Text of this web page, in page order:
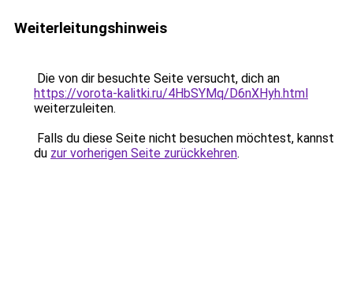
Weiterleitungshinweis
Die von dir besuchte Seite versucht, dich an
https://vorota-kalitki.ru/4HbSYMq/D6nXHyh.html
weiterzuleiten.
Falls du diese Seite nicht besuchen möchtest, kannst
du zur vorherigen Seite zurückkehren.